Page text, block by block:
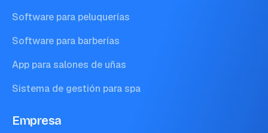
Software para peluquerías
Software para barberías
App para salones de uñas
Sistema de gestión para spa
Empresa